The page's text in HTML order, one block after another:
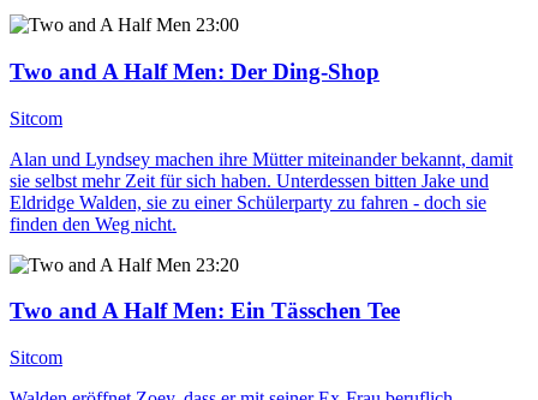
23:00
Two and A Half Men: Der Ding-Shop
Sitcom
Alan und Lyndsey machen ihre Mütter miteinander bekannt, damit
sie selbst mehr Zeit für sich haben. Unterdessen bitten Jake und
Eldridge Walden, sie zu einer Schülerparty zu fahren - doch sie
finden den Weg nicht.
23:20
Two and A Half Men: Ein Tässchen Tee
Sitcom